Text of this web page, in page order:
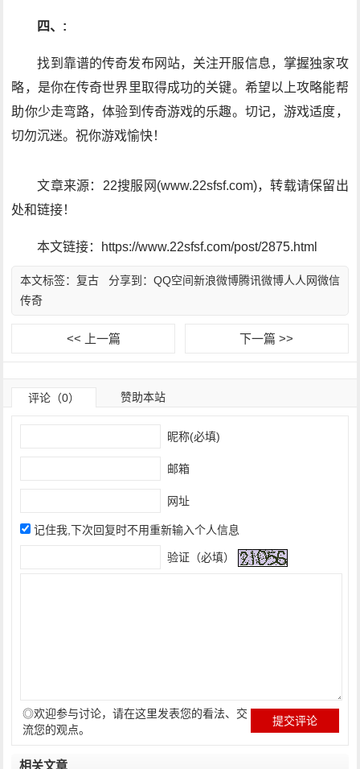
四、:
找到靠谱的传奇发布网站，关注开服信息，掌握独家攻
略，是你在传奇世界里取得成功的关键。希望以上攻略能帮
助你少走弯路，体验到传奇游戏的乐趣。切记，游戏适度，
切勿沉迷。祝你游戏愉快！
文章来源：22搜服网(www.22sfsf.com)，转载请保留出
处和链接！
本文链接：https://www.22sfsf.com/post/2875.html
分享到： QQ空间新浪微博腾讯微博人人网微信
本文标签：复古
传奇
<< 上一篇 下一篇 >>
评论（0） 赞助本站
昵称(必填)
邮箱
网址
记住我,下次回复时不用重新输入个人信息
验证（必填）
◎欢迎参与讨论，请在这里发表您的看法、交
流您的观点。
相关文章